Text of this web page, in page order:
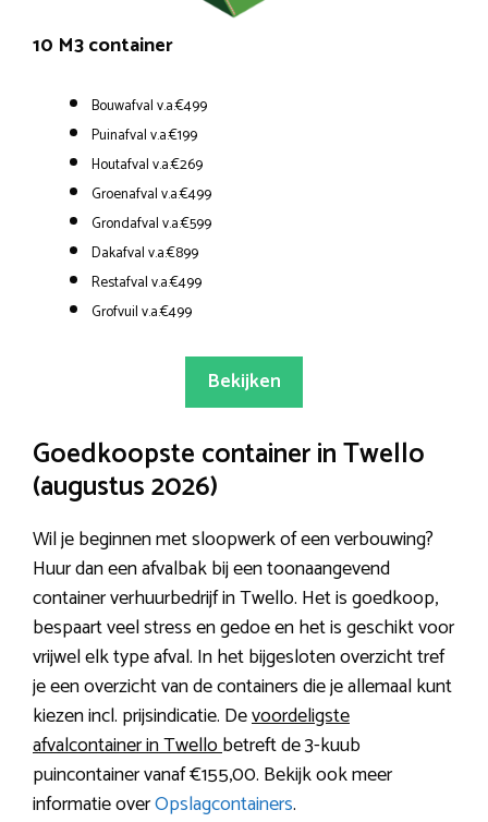
10 M3 container
Bouwafval v.a.€499
Puinafval v.a.€199
Houtafval v.a.€269
Groenafval v.a.€499
Grondafval v.a.€599
Dakafval v.a.€899
Restafval v.a.€499
Grofvuil v.a.€499
Bekijken
Goedkoopste container in Twello
(augustus 2026)
Wil je beginnen met sloopwerk of een verbouwing?
Huur dan een afvalbak bij een toonaangevend
container verhuurbedrijf in Twello. Het is goedkoop,
bespaart veel stress en gedoe en het is geschikt voor
vrijwel elk type afval. In het bijgesloten overzicht tref
je een overzicht van de containers die je allemaal kunt
kiezen incl. prijsindicatie. Devoordeligste
afvalcontainer in Twellobetreft de 3-kuub
puincontainer vanaf €155,00. Bekijk ook meer
informatie overOpslagcontainers.